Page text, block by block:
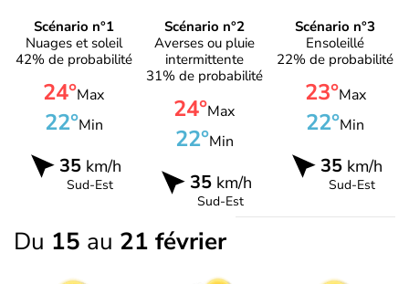
Scénario n°1
Nuages et soleil
42% de probabilité
24°Max
22°Min
35km/h
Sud-Est
Scénario n°2
Averses ou pluie
intermittente
31% de probabilité
24°Max
22°Min
35km/h
Sud-Est
Scénario n°3
Ensoleillé
22% de probabilité
23°Max
22°Min
35 km/h
Sud-Est
Du 15 au 21 février